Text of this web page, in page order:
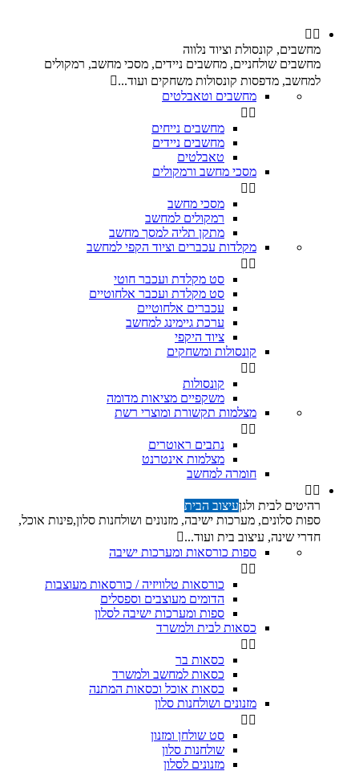
 
מחשבים, קונסולת וציוד נלווה
מחשבים שולחניים, מחשבים ניידים, מסכי מחשב, רמקולים
למחשב, מדפסות קונסולות משחקים ועוד...
מחשבים וטאבלטים
 
מחשבים נייחים
מחשבים ניידים
טאבלטים
מסכי מחשב ורמקולים
 
מסכי מחשב
רמקולים למחשב
מתקן תליה למסך מחשב
מקלדות עכברים וציוד הקפי למחשב
 
סט מקלדת ועכבר חוטי
סט מקלדת ועכבר אלחוטיים
עכברים אלחוטיים
ערכת גיימינג למחשב
ציוד היקפי
קונסולות ומשחקים
 
קונסולות
משקפיים מציאות מדומה
מצלמות תקשורת ומוצרי רשת
 
נתבים ראוטרים
מצלמות אינטרנט
חומרה למחשב
 
רהיטים לבית ולגןעיצוב הבית
ספות סלונים, מערכות ישיבה, מזנונים ושולחנות סלון,פינות אוכל,
חדרי שינה, עיצוב בית ועוד...
ספות כורסאות ומערכות ישיבה
 
כורסאות טלוויזיה / כורסאות מעוצבות
הדומים מעוצבים וספסלים
ספות ומערכות ישיבה לסלון
כסאות לבית ולמשרד
 
כסאות בר
כסאות למחשב ולמשרד
כסאות אוכל וכסאות המתנה
מזנונים ושולחנות סלון
 
סט שולחן ומזנון
שולחנות סלון
מזנונים לסלון